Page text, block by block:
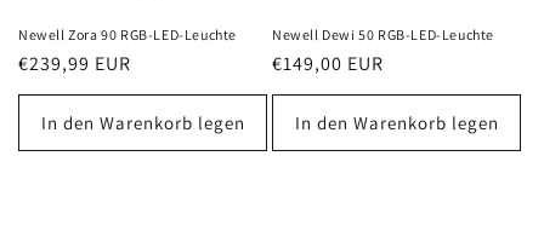
Newell Zora 90 RGB-LED-Leuchte
Normaler
Preis
€239,99 EUR
In den Warenkorb legen
Newell Dewi 50 RGB-LED-Leuchte
Normaler
Preis
€149,00 EUR
In den Warenkorb legen